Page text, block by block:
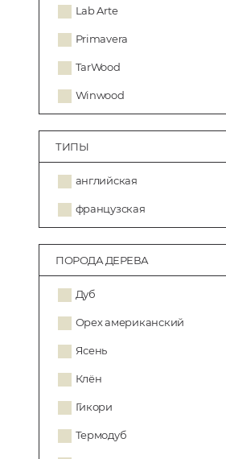
Lab Arte
Primavera
TarWood
Winwood
ТИПЫ
английская
французская
ПОРОДА ДЕРЕВА
Дуб
Орех американский
Ясень
Клён
Гикори
Термодуб